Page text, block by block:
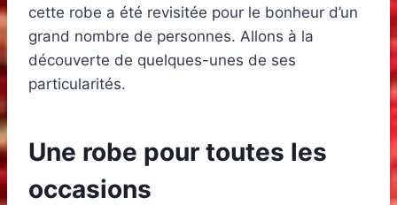
cette robe a été revisitée pour le bonheur d’un
grand nombre de personnes. Allons à la
découverte de quelques-unes de ses
particularités.
Une robe pour toutes les
occasions